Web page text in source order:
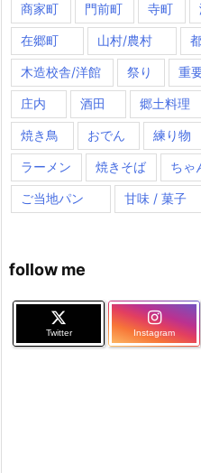
商家町 門前町 寺町
在郷町 山村/農村
木造校舎/洋館 祭り 重
庄内 酒田 郷土料理
焼き鳥 おでん 練り物
ラーメン 焼きそば ちゃ
ご当地パン 甘味 / 菓子
follow me
Twitter Instagram